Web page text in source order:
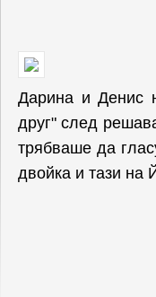
Дарина и Денис
друг" след
трябваше да
двойка и тази на